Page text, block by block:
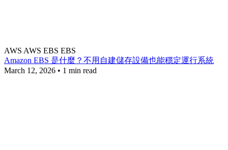
AWS AWS EBS EBS
Amazon EBS 是什麼？不用自建儲存設備也能穩定運行系統
March 12, 2026 • 1 min read